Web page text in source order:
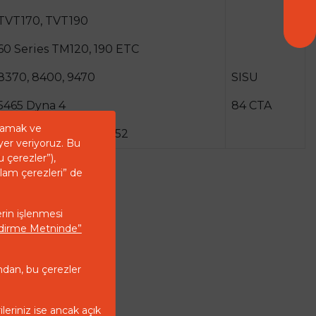
TVT190
Series TM120, 190 ETC
8400, 9470 SISU
Dyna 4 84 CTA
262, 292, 322, 352
ve
veriyoruz. Bu
çerezler”),
çerezleri” de
işlenmesi
Metninde”
bu çerezler
ise ancak açık